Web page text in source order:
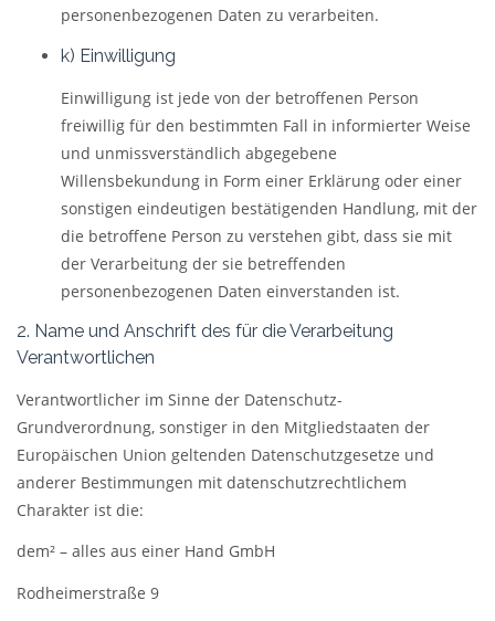
personenbezogenen Daten zu verarbeiten.
k) Einwilligung
Einwilligung ist jede von der betroffenen Person
freiwillig für den bestimmten Fall in informierter Weise
und unmissverständlich abgegebene
Willensbekundung in Form einer Erklärung oder einer
sonstigen eindeutigen bestätigenden Handlung, mit der
die betroffene Person zu verstehen gibt, dass sie mit
der Verarbeitung der sie betreffenden
personenbezogenen Daten einverstanden ist.
2. Name und Anschrift des für die Verarbeitung
Verantwortlichen
Verantwortlicher im Sinne der Datenschutz-
Grundverordnung, sonstiger in den Mitgliedstaaten der
Europäischen Union geltenden Datenschutzgesetze und
anderer Bestimmungen mit datenschutzrechtlichem
Charakter ist die:
dem² – alles aus einer Hand GmbH
Rodheimerstraße 9